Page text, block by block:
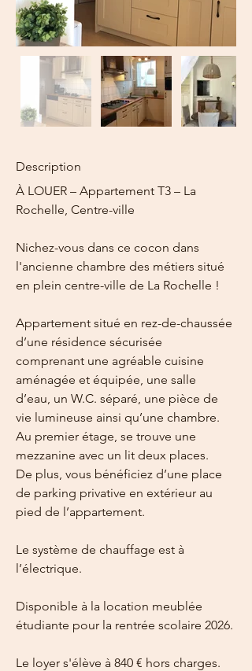
Description
À LOUER – Appartement T3 – La
Rochelle, Centre-ville
Nichez-vous dans ce cocon dans
l'ancienne chambre des métiers situé
en plein centre-ville de La Rochelle !
Appartement situé en rez-de-chaussée
d’une résidence sécurisée
comprenant une agréable cuisine
aménagée et équipée, une salle
d’eau, un W.C. séparé, une pièce de
vie lumineuse ainsi qu’une chambre.
Au premier étage, se trouve une
mezzanine avec un lit deux places.
De plus, vous bénéficiez d’une place
de parking privative en extérieur au
pied de l’appartement.
Le système de chauffage est à
l’électrique.
Disponible à la location meublée
étudiante pour la rentrée scolaire 2026.
Le loyer s'élève à 840 € hors charges.